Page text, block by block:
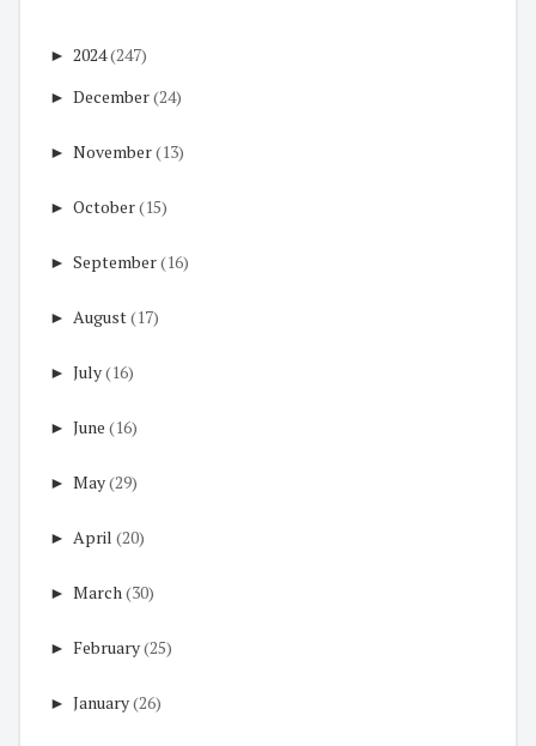
► 2024(247)
► December(24)
► November(13)
► October(15)
► September(16)
► August(17)
► July(16)
► June (16)
► May(29)
► April (20)
► March(30)
► February(25)
► January(26)